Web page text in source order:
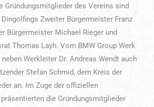
Gründungsmitglieder des Vereins sind
Zweiter Bürgermeister Franz
Bürgermeister Michael Rieger und
Thomas Layh. Vom BMW Group Werk
Werkleiter Dr. Andreas Wendt auch
Stefan Schmid, dem Kreis der
an. Im Zuge der offiziellen
die Gründungsmitglieder